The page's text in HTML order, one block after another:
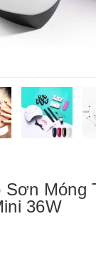
Sơn Móng
36W